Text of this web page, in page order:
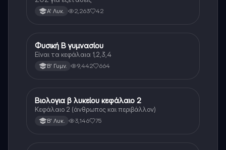
Α' Λυκ. 2,263 42
Φυσική
Φυσική Β γυμνασίου
Είναι τα κεφάλαια 1,2,3,4
Β' Γυμν. 9,442 664
Βιολογία
Βιολογια β λυκείου κεφάλαιο 2
Κεφάλαιο 2 (άνθρωπος και περιβάλλον)
Β' Λυκ. 3,146 75